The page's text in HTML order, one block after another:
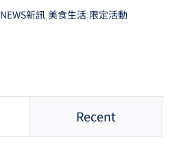
NEWS新訊,美食生活,限定活動
Recent